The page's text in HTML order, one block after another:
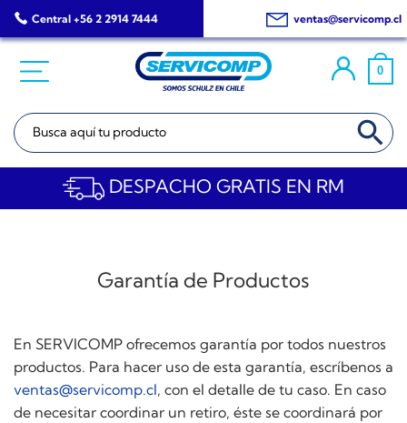
Saltar
al
Central +56 2 2914 7444 ventas@servicomp.cl
0
Buscar: BOTÓN DE
DESPACHO GRATIS EN RM
Garantía de Productos
En SERVICOMP ofrecemos garantía por todos nuestros
productos. Para hacer uso de esta garantía, escríbenos a
ventas@servicomp.cl, con el detalle de tu caso. En caso
de necesitar coordinar un retiro, éste se coordinará por